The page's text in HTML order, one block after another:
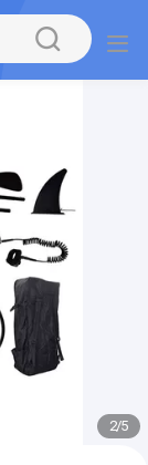
2/5